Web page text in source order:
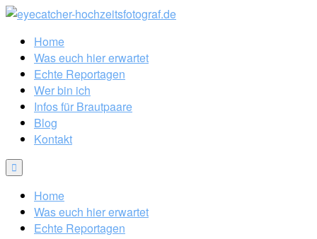
Home
Was euch hier erwartet
Echte Reportagen
Wer bin ich
Infos für Brautpaare
Blog
Kontakt
Home
Was euch hier erwartet
Echte Reportagen